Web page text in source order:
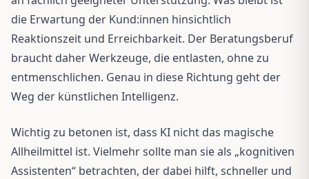
die Erwartung der Kund:innen hinsichtlich
Reaktionszeit und Erreichbarkeit. Der Beratungsberuf
braucht daher Werkzeuge, die entlasten, ohne zu
entmenschlichen. Genau in diese Richtung geht der
Weg der künstlichen Intelligenz.
Wichtig zu betonen ist, dass KI nicht das magische
Allheilmittel ist. Vielmehr sollte man sie als „kognitiven
Assistenten“ betrachten, der dabei hilft, schneller und